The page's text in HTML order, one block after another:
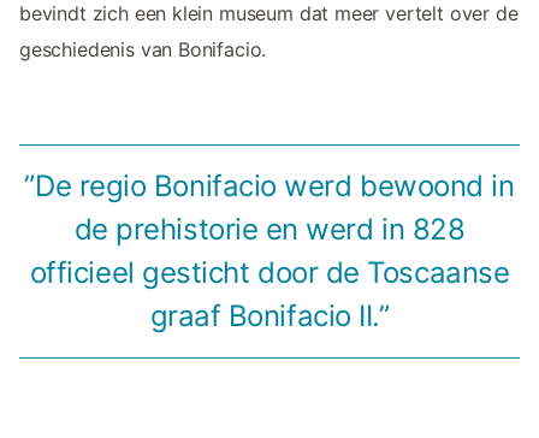
bevindt zich een klein museum dat meer vertelt over de
geschiedenis van Bonifacio.
”De regio Bonifacio werd bewoond in
de prehistorie en werd in 828
officieel gesticht door de Toscaanse
graaf Bonifacio II.”